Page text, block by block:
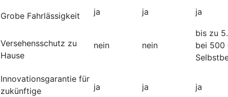
Grobe Fahrlässigkeit ja ja ja
Versehensschutz zu
Hause
nein nein
bis zu
bei 500
Innovationsgarantie für
zukünftige
ja ja ja